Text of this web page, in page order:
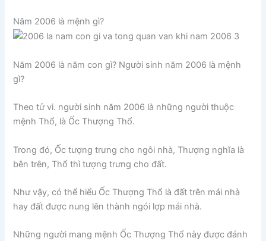
Năm 2006 là mệnh gì?
Năm 2006 là năm con gì? Người sinh năm 2006 là mệnh
gì?
Theo tử vi. người sinh năm 2006 là những người thuộc
mệnh Thổ, là Ốc Thượng Thổ.
Trong đó, Ốc tượng trưng cho ngôi nhà, Thượng nghĩa là
bên trên, Thổ thì tượng trưng cho đất.
Như vậy, có thể hiểu Ốc Thượng Thổ là đất trên mái nhà
hay đất được nung lên thành ngói lợp mái nhà.
Những người mang mệnh Ốc Thượng Thổ này được đánh